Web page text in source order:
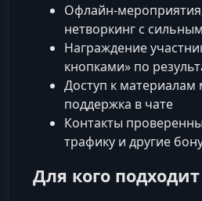
Офлайн-
нетворкинг с
Награждение
кнопками» по
Доступ к
поддержка в чате
Контакты
трафику и другие
Для кого подходит